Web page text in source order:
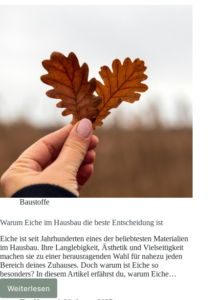
Baustoffe
Warum Eiche im Hausbau die beste Entscheidung ist
Eiche ist seit Jahrhunderten eines der beliebtesten Materialien
im Hausbau. Ihre Langlebigkeit, Ästhetik und Vielseitigkeit
machen sie zu einer herausragenden Wahl für nahezu jeden
Bereich deines Zuhauses. Doch warum ist Eiche so
besonders? In diesem Artikel erfährst du, warum Eiche…
Weiterlesen
Warum